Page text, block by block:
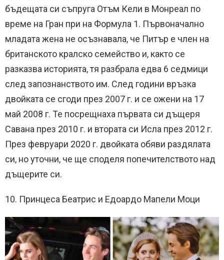
бъдещата си съпруга Отъм Кели в Монреал по
време на Гран при на Формула 1. Първоначално
младата жена не осъзнавала, че Питър е член на
британското кралско семейство и, както се
разказва историята, тя разбрала едва 6 седмици
след запознанството им. След години връзка
двойката се сгоди през 2007 г. и се ожени на 17
май 2008 г. Те посрещнаха първата си дъщеря
Савана през 2010 г. и втората си Исла през 2012 г.
През февруари 2020 г. двойката обяви раздялата
си, но уточни, че ще споделя попечителството над
дъщерите си.
10. Принцеса Беатрис и Едоардо Мапели Моци